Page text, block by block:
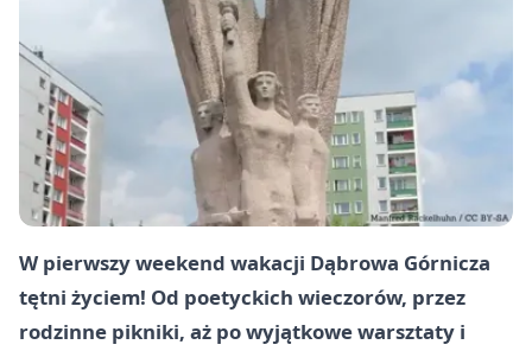
W pierwszy weekend wakacji Dąbrowa Górnicza
tętni życiem! Od poetyckich wieczorów, przez
rodzinne pikniki, aż po wyjątkowe warsztaty i